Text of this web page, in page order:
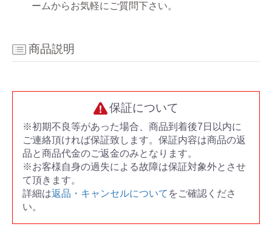
ームからお気軽にご質問下さい。
商品説明
保証について
※初期不良等があった場合、商品到着後7日以内に
ご連絡頂ければ保証致します。保証内容は商品の返
品と商品代金のご返金のみとなります。
※お客様自身の過失による故障は保証対象外とさせ
て頂きます。
詳細は返品・キャンセルについて をご確認くださ
い。